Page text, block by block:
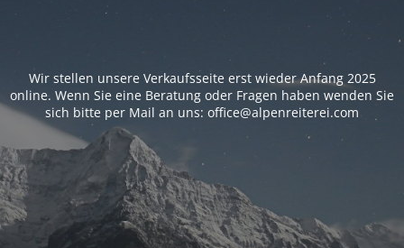
Wir stellen unsere Verkaufsseite erst wieder Anfang 2025
online. Wenn Sie eine Beratung oder Fragen haben wenden Sie
sich bitte per Mail an uns: office@alpenreiterei.com